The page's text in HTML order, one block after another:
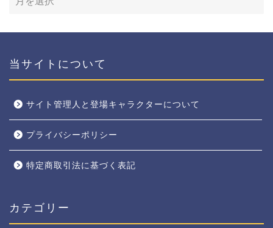
当サイトについて
サイト管理人と登場キャラクターについて
プライバシーポリシー
特定商取引法に基づく表記
カテゴリー